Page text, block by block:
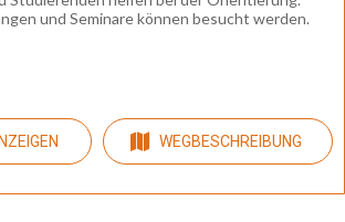
und Seminare können besucht werden.
WEGBESCHREIBUNG